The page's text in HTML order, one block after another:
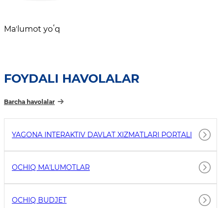
Maʼlumot yoʻq
FOYDALI HAVOLALAR
Barcha havolalar
YAGONA INTERAKTIV DAVLAT XIZMATLARI PORTALI
OCHIQ MAʼLUMOTLAR
OCHIQ BUDJET